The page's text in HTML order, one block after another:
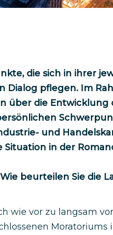
die sich in ihrer
Dialog pflegen. Im
über die Entwicklung
und
in der
beurteilen Sie die
wie vor zu langsam
Moratoriums